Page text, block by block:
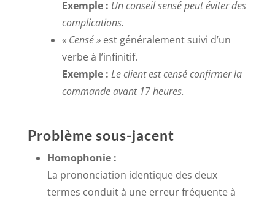
Exemple : Un conseil sensé peut éviter des
complications.
« Censé »est généralement suivi d’un
verbe à l’infinitif.
Exemple : Le client est censé confirmer la
commande avant 17 heures.
Problème sous-jacent
Homophonie :
La prononciation identique des deux
termes conduit à une erreur fréquente à